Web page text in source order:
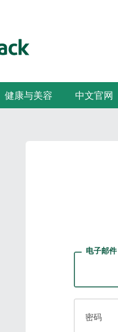
健康与美容 中文官网
电子邮件
密码